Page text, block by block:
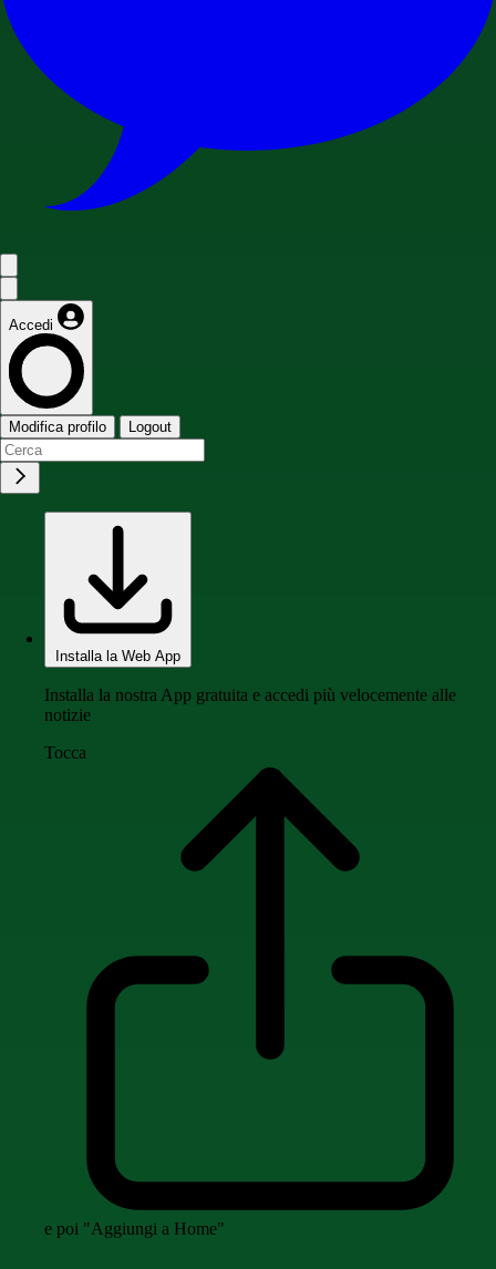
Accedi
Modifica profilo Logout
Installa la Web App
Installa la nostra App gratuita e accedi più velocemente alle
notizie
Tocca
e poi "Aggiungi a Home"